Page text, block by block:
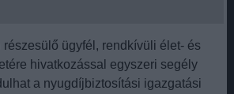
részesülő ügyfél, rendkívüli élet- és
hivatkozással egyszeri segély
a nyugdíjbiztosítási igazgatási